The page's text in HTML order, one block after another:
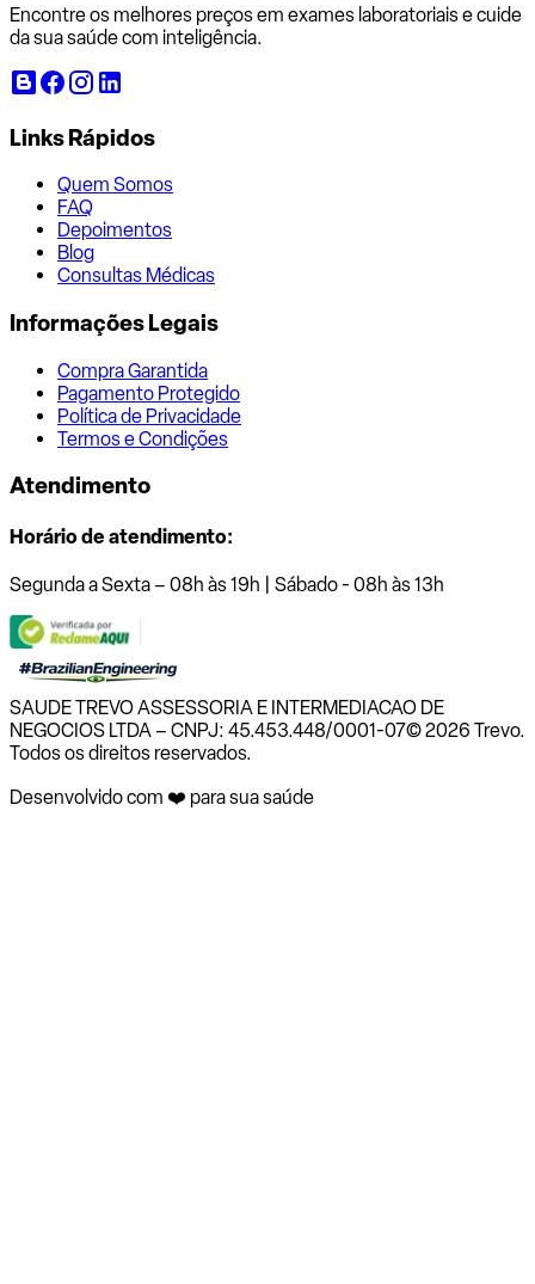
Encontre os melhores preços em exames laboratoriais e cuide
da sua saúde com inteligência.
Links Rápidos
Quem Somos
FAQ
Depoimentos
Blog
Consultas Médicas
Informações Legais
Compra Garantida
Pagamento Protegido
Política de Privacidade
Termos e Condições
Atendimento
Horário de atendimento:
Segunda a Sexta – 08h às 19h | Sábado - 08h às 13h
SAUDE TREVO ASSESSORIA E INTERMEDIACAO DE
NEGOCIOS LTDA – CNPJ: 45.453.448/0001-07© 2026 Trevo.
Todos os direitos reservados.
Desenvolvido com ❤️ para sua saúde